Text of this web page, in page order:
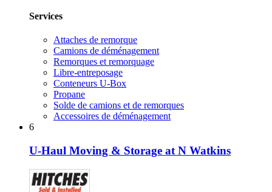
Services
Attaches de remorque
Camions de déménagement
Remorques et remorquage
Libre-entreposage
Conteneurs U-Box
Propane
Solde de camions et de remorques
Accessoires de déménagement
6
U-Haul Moving & Storage at N Watkins